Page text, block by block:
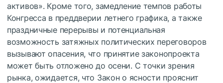
активов». Кроме того, замедление темпов работы
Конгресса в преддверии летнего графика, а также
праздничные перерывы и потенциальная
возможность затяжных политических переговоров
вызывают опасения, что принятие законопроекта
может быть отложено до осени. С точки зрения
рынка, ожидается, что Закон о ясности прояснит